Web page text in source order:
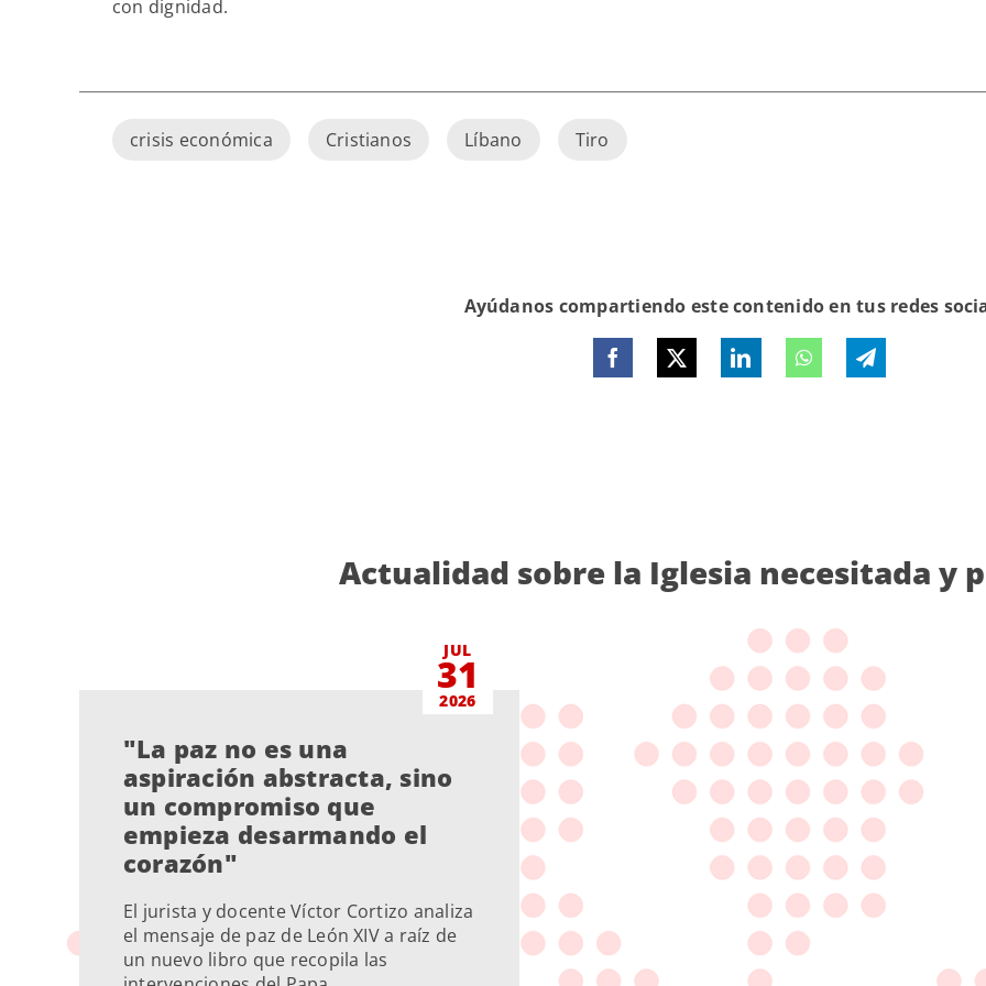
con dignidad.
crisis económica Cristianos Líbano Tiro
Ayúdanos compartiendo este contenido en tus redes
Actualidad sobre la Iglesia necesitada y
JUL
31
2026
"La paz no es una
aspiración abstracta, sino
un compromiso que
empieza desarmando el
corazón"
El jurista y docente Víctor Cortizo analiza
el mensaje de paz de León XIV a raíz de
un nuevo libro que recopila las